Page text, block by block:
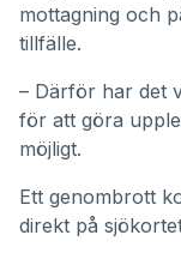
mottagning och
tillfälle.
– Därför har det
för att göra
möjligt.
Ett genombrott
direkt på